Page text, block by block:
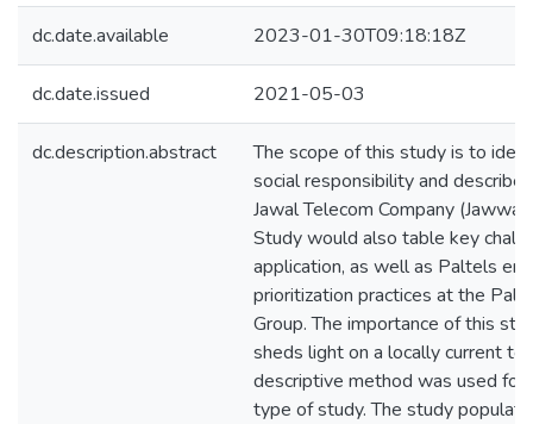
dc.date.available 2023-01-30T09:18:18Z
dc.date.issued 2021-05-03
dc.description.abstract
The scope of this study is to
social responsibility and describe
Jawal Telecom Company
Study would also table key
application, as well as Paltels
prioritization practices at the
Group. The importance of this
sheds light on a locally current
descriptive method was used
type of study. The study